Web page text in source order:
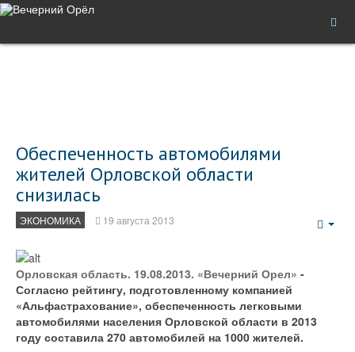
Обеспеченность автомобилями
жителей Орловской области
снизилась
ЭКОНОМИКА 19 августа 2013
Орловская область. 19.08.2013. «Вечерний Орел» -
Согласно рейтингу, подготовленному компанией
«Альфастрахование», обеспеченность легковыми
автомобилями населения Орловской области в 2013
году составила 270 автомобилей на 1000 жителей.